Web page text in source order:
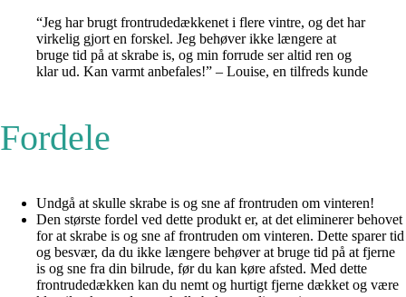
“Jeg har brugt frontrudedækkenet i flere vintre, og det har
virkelig gjort en forskel. Jeg behøver ikke længere at
bruge tid på at skrabe is, og min forrude ser altid ren og
klar ud. Kan varmt anbefales!” – Louise, en tilfreds kunde
Fordele
Undgå at skulle skrabe is og sne af frontruden om vinteren!
Den største fordel ved dette produkt er, at det eliminerer behovet
for at skrabe is og sne af frontruden om vinteren. Dette sparer tid
og besvær, da du ikke længere behøver at bruge tid på at fjerne
is og sne fra din bilrude, før du kan køre afsted. Med dette
frontrudedækken kan du nemt og hurtigt fjerne dækket og være